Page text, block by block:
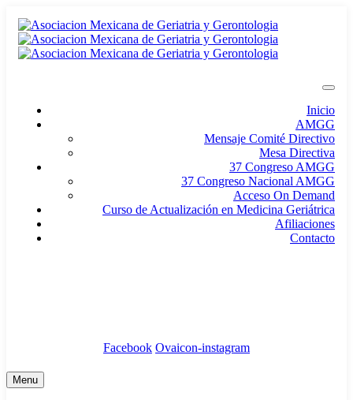
Inicio
AMGG
Mensaje Comité Directivo
Mesa Directiva
37 Congreso AMGG
37 Congreso Nacional AMGG
Acceso On Demand
Curso de Actualización en Medicina Geriátrica
Afiliaciones
Contacto
Facebook Ovaicon-instagram
Menu